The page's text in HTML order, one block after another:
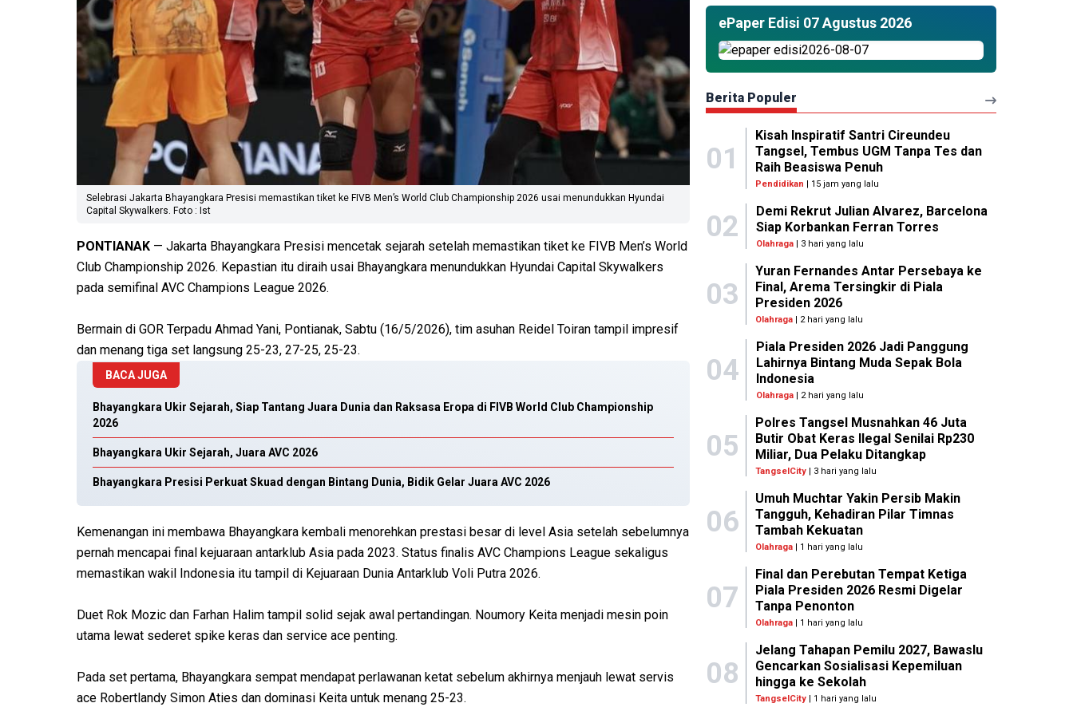
Selebrasi Jakarta Bhayangkara Presisi memastikan tiket ke FIVB Men’s World Club Championship 2026 usai menundukkan Hyundai
Capital Skywalkers. Foto : Ist
PONTIANAK — Jakarta Bhayangkara Presisi mencetak sejarah setelah memastikan tiket ke FIVB Men’s World
Club Championship 2026. Kepastian itu diraih usai Bhayangkara menundukkan Hyundai Capital Skywalkers
pada semifinal AVC Champions League 2026.
Bermain di GOR Terpadu Ahmad Yani, Pontianak, Sabtu (16/5/2026), tim asuhan Reidel Toiran tampil impresif
dan menang tiga set langsung 25-23, 27-25, 25-23.
BACA JUGA
Bhayangkara Ukir Sejarah, Siap Tantang Juara Dunia dan Raksasa Eropa di FIVB World Club Championship
2026
Bhayangkara Ukir Sejarah, Juara AVC 2026
Bhayangkara Presisi Perkuat Skuad dengan Bintang Dunia, Bidik Gelar Juara AVC 2026
Kemenangan ini membawa Bhayangkara kembali menorehkan prestasi besar di level Asia setelah sebelumnya
pernah mencapai final kejuaraan antarklub Asia pada 2023. Status finalis AVC Champions League sekaligus
memastikan wakil Indonesia itu tampil di Kejuaraan Dunia Antarklub Voli Putra 2026.
Duet Rok Mozic dan Farhan Halim tampil solid sejak awal pertandingan. Noumory Keita menjadi mesin poin
utama lewat sederet spike keras dan service ace penting.
Pada set pertama, Bhayangkara sempat mendapat perlawanan ketat sebelum akhirnya menjauh lewat servis
ace Robertlandy Simon Aties dan dominasi Keita untuk menang 25-23.
ePaper Edisi 07 Agustus 2026
Berita Populer
01
Kisah Inspiratif Santri Cireundeu
Tangsel, Tembus UGM Tanpa Tes dan
Raih Beasiswa Penuh
Pendidikan | 15 jam yang lalu
02
Demi Rekrut Julian Alvarez, Barcelona
Siap Korbankan Ferran Torres
Olahraga| 3 hari yang lalu
03
Yuran Fernandes Antar Persebaya ke
Final, Arema Tersingkir di Piala
Presiden 2026
Olahraga | 2 hari yang lalu
04
Piala Presiden 2026 Jadi Panggung
Lahirnya Bintang Muda Sepak Bola
Indonesia
Olahraga| 2 hari yang lalu
05
Polres Tangsel Musnahkan 46 Juta
Butir Obat Keras Ilegal Senilai Rp230
Miliar, Dua Pelaku Ditangkap
TangselCity | 3 hari yang lalu
06
Umuh Muchtar Yakin Persib Makin
Tangguh, Kehadiran Pilar Timnas
Tambah Kekuatan
Olahraga | 1 hari yang lalu
07
Final dan Perebutan Tempat Ketiga
Piala Presiden 2026 Resmi Digelar
Tanpa Penonton
Olahraga | 1 hari yang lalu
08
Jelang Tahapan Pemilu 2027, Bawaslu
Gencarkan Sosialisasi Kepemiluan
hingga ke Sekolah
TangselCity | 1 hari yang lalu